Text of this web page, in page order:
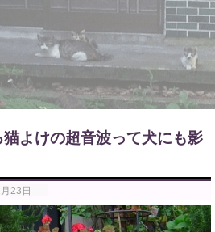
よけの超音波って犬にも影
23日